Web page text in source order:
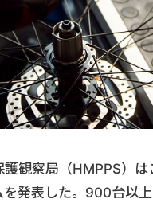
観察局（HMPPS）
発表した。900台以